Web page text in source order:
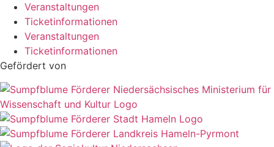
Veranstaltungen
Ticketinformationen
Veranstaltungen
Ticketinformationen
Gefördert von